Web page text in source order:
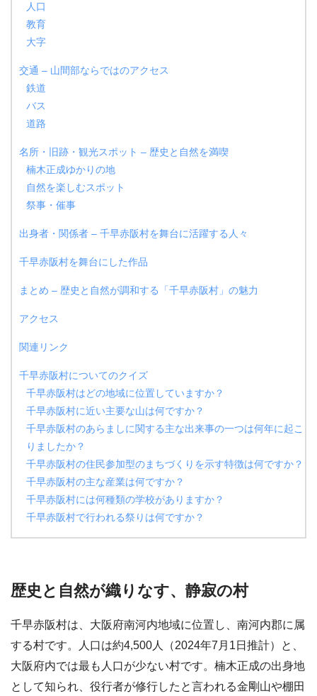
人口
教育
大字
交通 – 山間部ならではのアクセス
鉄道
バス
道路
名所・旧跡・観光スポット – 歴史と自然を満喫
楠木正成ゆかりの地
自然を楽しむスポット
祭事・催事
出身者・関係者 – 千早赤阪村を舞台に活躍する人々
千早赤阪村を舞台にした作品
まとめ – 歴史と自然が調和する「千早赤阪村」の魅力
アクセス
関連リンク
千早赤阪村についてのクイズ
千早赤阪村はどの地域に位置していますか？
千早赤阪村に近い主要な山は何ですか？
千早赤阪村のあらましに関する主な出来事の一つは何年に起こ
りましたか？
千早赤阪村の住民参加型のまちづくりを示す特徴は何ですか？
千早赤阪村の主な産業は何ですか？
千早赤阪村には何種類の学校がありますか？
千早赤阪村で行われる祭りは何ですか？
歴史と自然が織りなす、静寂の村
千早赤阪村は、大阪府南河内地域に位置し、南河内郡に属
する村です。人口は約4,500人（2024年7月1日推計）と、
大阪府内では最も人口が少ない村です。楠木正成の出身地
として知られ、役行者が修行したと言われる金剛山や棚田